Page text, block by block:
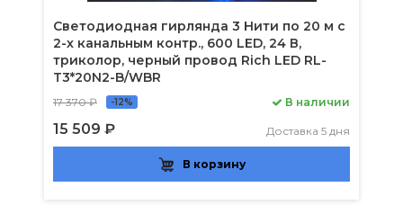
Светодиодная гирлянда 3 Нити по 20 м с
2-х канальным контр., 600 LED, 24 В,
триколор, черный провод Rich LED RL-
T3*20N2-B/WBR
17 370 ₽ -12%
15 509 ₽
В наличии
Доставка 5 дня
В корзину